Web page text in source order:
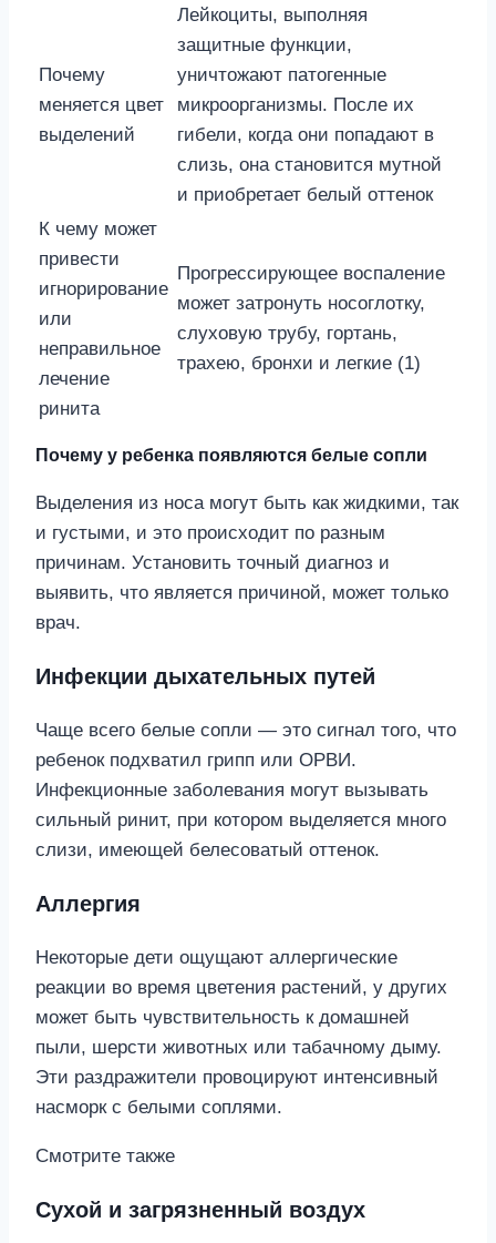
Почему
меняется цвет
выделений
Лейкоциты, выполняя
защитные функции,
уничтожают патогенные
микроорганизмы. После их
гибели, когда они попадают в
слизь, она становится мутной
и приобретает белый оттенок
К чему может
привести
игнорирование
или
неправильное
лечение
ринита
Прогрессирующее воспаление
может затронуть носоглотку,
слуховую трубу, гортань,
трахею, бронхи и легкие (1)
Почему у ребенка появляются белые сопли
Выделения из носа могут быть как жидкими, так
и густыми, и это происходит по разным
причинам. Установить точный диагноз и
выявить, что является причиной, может только
врач.
Инфекции дыхательных путей
Чаще всего белые сопли — это сигнал того, что
ребенок подхватил грипп или ОРВИ.
Инфекционные заболевания могут вызывать
сильный ринит, при котором выделяется много
слизи, имеющей белесоватый оттенок.
Аллергия
Некоторые дети ощущают аллергические
реакции во время цветения растений, у других
может быть чувствительность к домашней
пыли, шерсти животных или табачному дыму.
Эти раздражители провоцируют интенсивный
насморк с белыми соплями.
Смотрите также
Сухой и загрязненный воздух